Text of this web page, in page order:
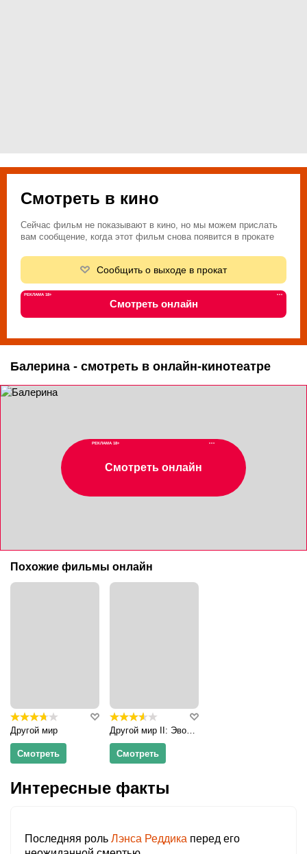
Смотреть в кино
Сейчас фильм не показывают в кино, но мы можем прислать
вам сообщение, когда этот фильм снова появится в прокате
Сообщить о выходе в прокат
РЕКЛАМА 18+ •••
Смотреть онлайн
Балерина - смотреть в онлайн-кинотеатре
РЕКЛАМА 18+ •••
Смотреть онлайн
Похожие фильмы онлайн
Другой мир
Смотреть
Другой мир II: Эволюция
Смотреть
Интересные факты
Последняя роль Лэнса Реддика перед его